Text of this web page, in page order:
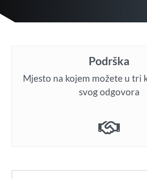
Podrška
Mjesto na kojem možete u tri
svog odgovora